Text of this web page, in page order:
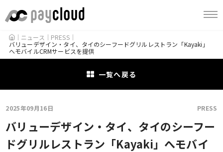
HOMEニュース
PRESS
バリューデザイン・タイ、タイのシーフードグリルレストラン「Kayaki」
へモバイルCRMサービスを提供
一覧へ戻る
2025年09月16日 PRESS
バリューデザイン・タイ、タイのシーフー
ドグリルレストラン「Kayaki」へモバイ